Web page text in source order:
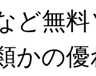
ど無
かの